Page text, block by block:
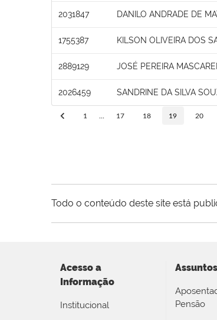
2031847 DANILO ANDRADE DE
1755387 KILSON OLIVEIRA DOS
2889129 JOSÉ PEREIRA
2026459 SANDRINE DA SILVA
1 17 18 19 20
Todo o conteúdo deste site está
Acesso a
Informação
Institucional
Assuntos
Pensão